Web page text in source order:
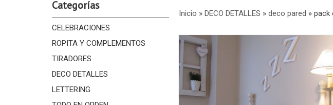
Categorías
CELEBRACIONES
ROPITA Y COMPLEMENTOS
TIRADORES
DECO DETALLES
LETTERING
Inicio » DECO DETALLES » deco pared » pack